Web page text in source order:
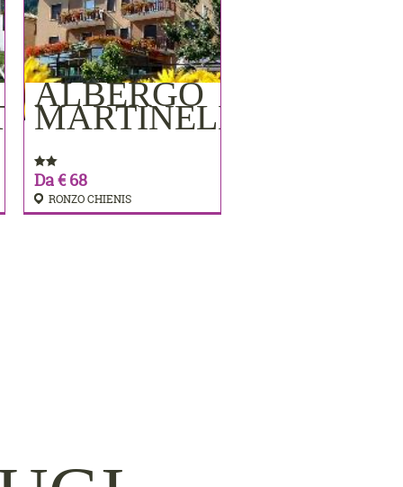
ALBERGO
MARTINELLI
Da € 68
RONZO CHIENIS
PRENOTA